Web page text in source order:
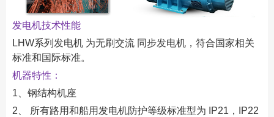
发电机技术性能
LHW系列发电机 为无刷交流 同步发电机，符合国家相关
标准和国际标准。
机器特性：
1、钢结构机座
2、 所有路用和船用发电机防护等级标准型为 IP21，IP22